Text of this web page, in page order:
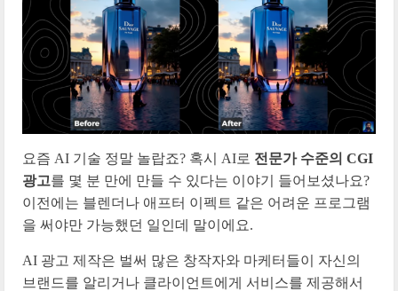
요즘 AI 기술 정말 놀랍죠? 혹시 AI로 전문가 수준의 CGI
광고를 몇 분 만에 만들 수 있다는 이야기 들어보셨나요?
이전에는 블렌더나 애프터 이펙트 같은 어려운 프로그램
을 써야만 가능했던 일인데 말이에요.
AI 광고 제작은 벌써 많은 창작자와 마케터들이 자신의
브랜드를 알리거나 클라이언트에게 서비스를 제공해서